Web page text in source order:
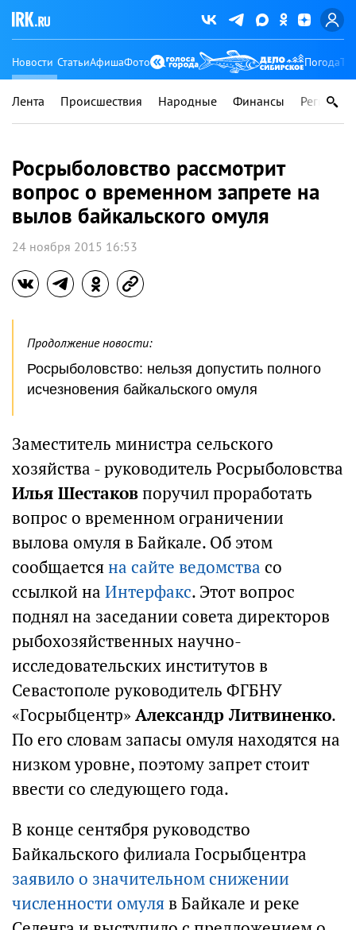
Новости СтатьиАфишаФото Погода
Лента Происшествия Народные Финансы Регионы
Росрыболовство рассмотрит
вопрос о временном запрете на
вылов байкальского омуля
24 ноября 2015 16:53
Продолжение новости:
Росрыболовство: нельзя допустить полного
исчезновения байкальского омуля
Заместитель министра сельского
хозяйства - руководитель Росрыболовства
Илья Шестаковпоручил проработать
вопрос о временном ограничении
вылова омуля в Байкале. Об этом
сообщаетсяна сайте ведомства со
ссылкой на Интерфакс. Этот вопрос
поднял на заседании совета директоров
рыбохозяйственных научно-
исследовательских институтов в
Севастополе руководитель ФГБНУ
«Госрыбцентр»Александр Литвиненко.
По его словам запасы омуля находятся на
низком уровне, поэтому запрет стоит
ввести со следующего года.
В конце сентября руководство
Байкальского филиала Госрыбцентра
заявило о значительном снижении
численности омуляв Байкале и реке